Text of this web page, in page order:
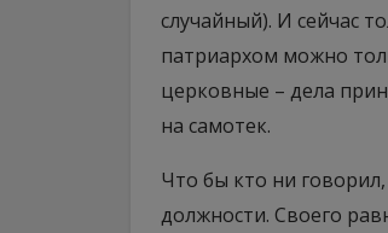
случайный). И сейчас
патриархом можно
церковные – дела
на самотек.
Что бы кто ни
должности. Своего